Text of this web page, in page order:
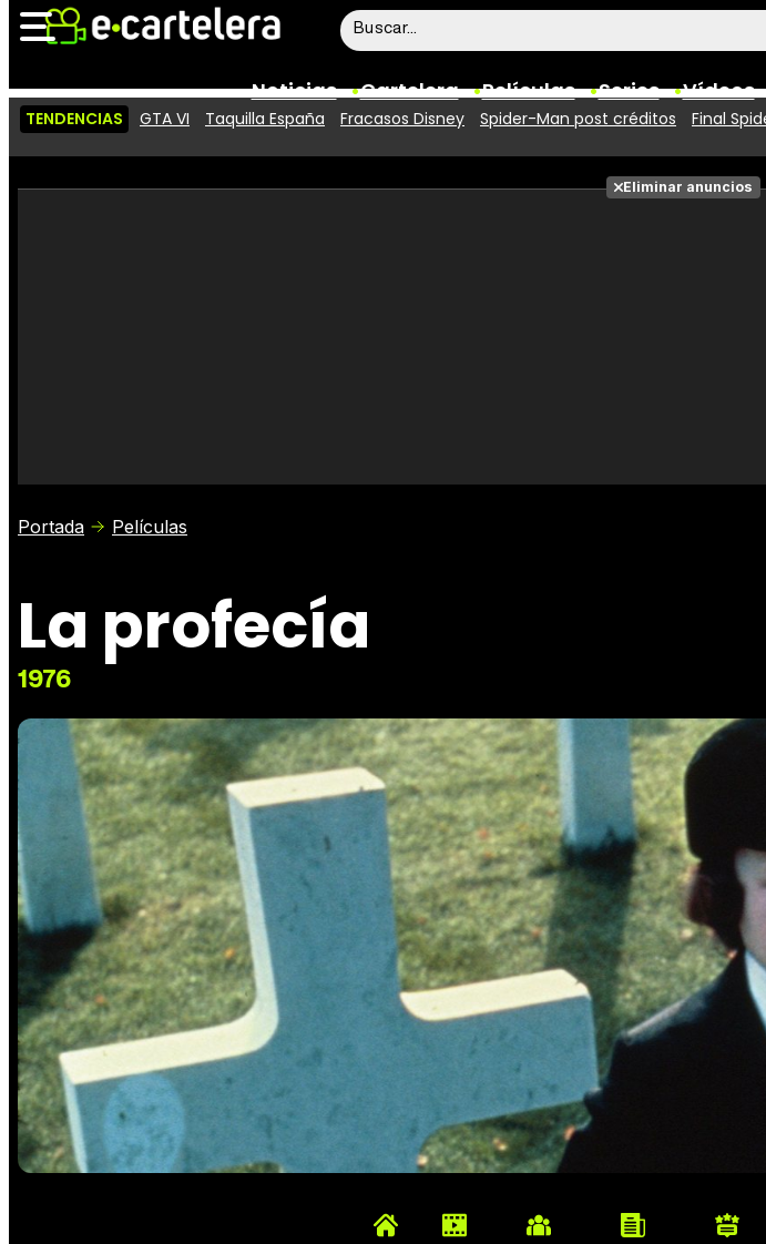
Noticias Cartelera Películas Series Vídeos
Vídeos
Taquilla
TENDENCIAS GTA VI Taquilla España Fracasos Disney Spider-Man post créditos Final
Eliminar anuncios
Portada Películas
La profecía
1976